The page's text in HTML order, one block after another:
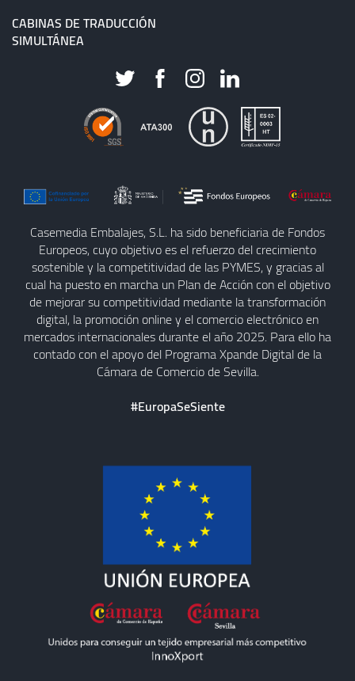
CABINAS DE TRADUCCIÓN
SIMULTÁNEA
Casemedia Embalajes, S.L. ha sido beneficiaria de Fondos
Europeos, cuyo objetivo es el refuerzo del crecimiento
sostenible y la competitividad de las PYMES, y gracias al
cual ha puesto en marcha un Plan de Acción con el objetivo
de mejorar su competitividad mediante la transformación
digital, la promoción online y el comercio electrónico en
mercados internacionales durante el año 2025. Para ello ha
contado con el apoyo del Programa Xpande Digital de la
Cámara de Comercio de Sevilla.
#EuropaSeSiente